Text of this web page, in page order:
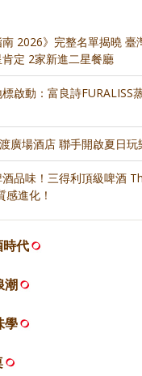
南 2026》完整名單揭曉
定 2家新進二星餐廳
啟動：富良詩FURALISS
廣場酒店 聯手開啟夏日玩
品味！三得利頂級啤酒
感進化！
時代
潮
學